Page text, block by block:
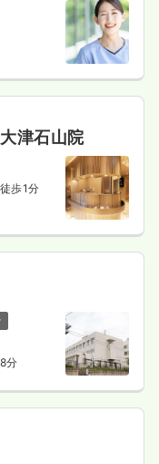
津石山院
歩1分
分